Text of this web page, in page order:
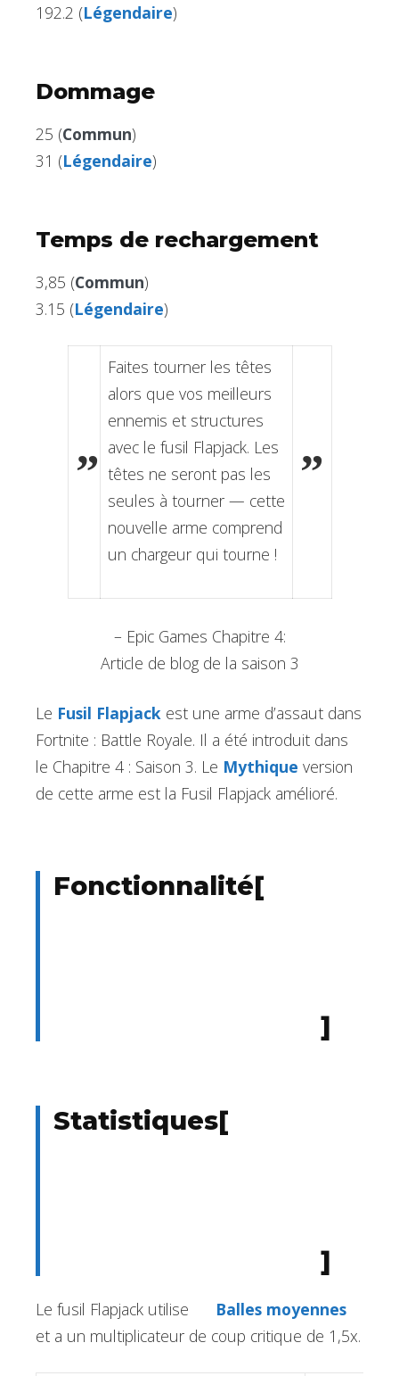
192.2 (Légendaire)
Dommage
25 (Commun)
31 (Légendaire)
Temps de rechargement
3,85 (Commun)
3.15 (Légendaire)
”
Faites tourner les têtes
alors que vos meilleurs
ennemis et structures
avec le fusil Flapjack. Les
têtes ne seront pas les
seules à tourner — cette
nouvelle arme comprend
un chargeur qui tourne !
”
– Epic Games Chapitre 4:
Article de blog de la saison 3
Le Fusil Flapjack est une arme d’assaut dans
Fortnite : Battle Royale. Il a été introduit dans
le Chapitre 4 : Saison 3. Le Mythique version
de cette arme est la Fusil Flapjack amélioré.
Fonctionnalité[
]
Statistiques[
]
Le fusil Flapjack utilise
Balles moyennes
et a un multiplicateur de coup critique de 1,5x.